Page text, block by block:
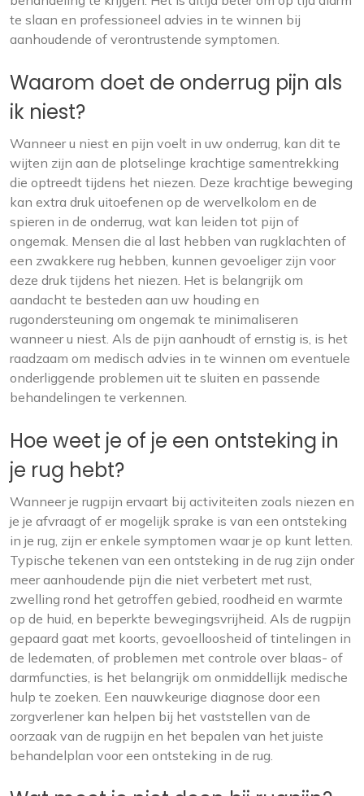
te slaan en professioneel advies in te winnen bij
aanhoudende of verontrustende symptomen.
Waarom doet de onderrug pijn als
ik niest?
Wanneer u niest en pijn voelt in uw onderrug, kan dit te
wijten zijn aan de plotselinge krachtige samentrekking
die optreedt tijdens het niezen. Deze krachtige beweging
kan extra druk uitoefenen op de wervelkolom en de
spieren in de onderrug, wat kan leiden tot pijn of
ongemak. Mensen die al last hebben van rugklachten of
een zwakkere rug hebben, kunnen gevoeliger zijn voor
deze druk tijdens het niezen. Het is belangrijk om
aandacht te besteden aan uw houding en
rugondersteuning om ongemak te minimaliseren
wanneer u niest. Als de pijn aanhoudt of ernstig is, is het
raadzaam om medisch advies in te winnen om eventuele
onderliggende problemen uit te sluiten en passende
behandelingen te verkennen.
Hoe weet je of je een ontsteking in
je rug hebt?
Wanneer je rugpijn ervaart bij activiteiten zoals niezen en
je je afvraagt of er mogelijk sprake is van een ontsteking
in je rug, zijn er enkele symptomen waar je op kunt letten.
Typische tekenen van een ontsteking in de rug zijn onder
meer aanhoudende pijn die niet verbetert met rust,
zwelling rond het getroffen gebied, roodheid en warmte
op de huid, en beperkte bewegingsvrijheid. Als de rugpijn
gepaard gaat met koorts, gevoelloosheid of tintelingen in
de ledematen, of problemen met controle over blaas- of
darmfuncties, is het belangrijk om onmiddellijk medische
hulp te zoeken. Een nauwkeurige diagnose door een
zorgverlener kan helpen bij het vaststellen van de
oorzaak van de rugpijn en het bepalen van het juiste
behandelplan voor een ontsteking in de rug.